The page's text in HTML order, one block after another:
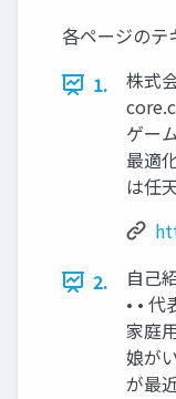
各ページのテ
1.
株式
ゲー
最適
は任
2.
⾃⼰
• •
家庭
娘が
が最